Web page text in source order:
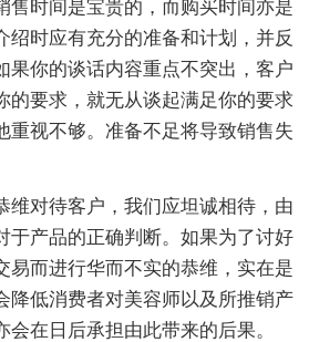
时间是宝贵的，而购买时间亦是
绍时应有充分的准备和计划，并反
果你的谈话内容重点不突出，客户
的要求，就无从谈起满足你的要求
重视不够。准备不足将导致销售失
对待客户，我们应坦诚相待，由
于产品的正确判断。如果为了讨好
易而进行华而不实的恭维，实在是
降低消费者对美容师以及所推销产
在日后承担由此带来的后果。